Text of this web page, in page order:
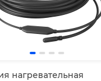
нагревательная